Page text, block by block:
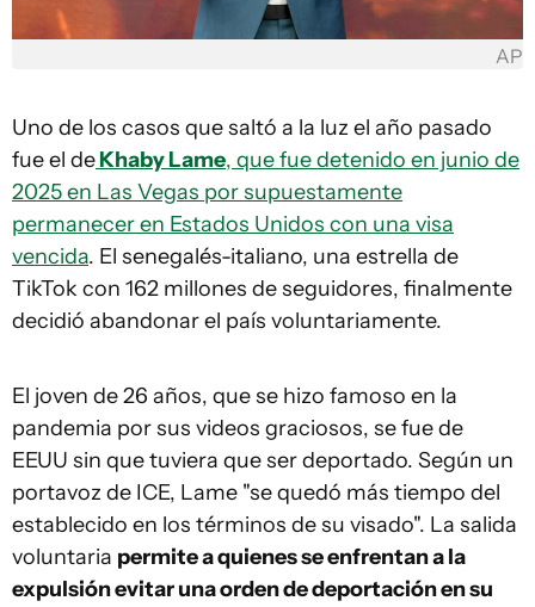
AP
Uno de los casos que saltó a la luz el año pasado
fue el deKhaby Lame, que fue detenido en junio de
2025 en Las Vegas por supuestamente
permanecer en Estados Unidos con una visa
vencida. El senegalés-italiano, una estrella de
TikTok con 162 millones de seguidores, finalmente
decidió abandonar el país voluntariamente.
El joven de 26 años, que se hizo famoso en la
pandemia por sus videos graciosos, se fue de
EEUU sin que tuviera que ser deportado. Según un
portavoz de ICE, Lame "se quedó más tiempo del
establecido en los términos de su visado". La salida
voluntaria permite a quienes se enfrentan a la
expulsión evitar una orden de deportación en su